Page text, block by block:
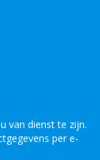
van dienst te zijn.
per e-